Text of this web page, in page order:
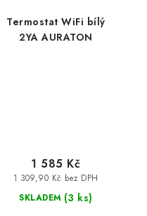
Termostat WiFi bílý
2YA AURATON
SKLADEM (3 ks)
1 309,90 Kč bez DPH
1 585 Kč